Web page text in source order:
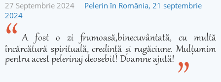
27 Septembrie 2024
Pelerin în România, 21 septembrie
2024
A fost o zi frumoasă,binecuvântată, cu multă
încărcătură spirituală, credință și rugăciune. Mulțumim
pentru acest pelerinaj deosebit! Doamne ajută!